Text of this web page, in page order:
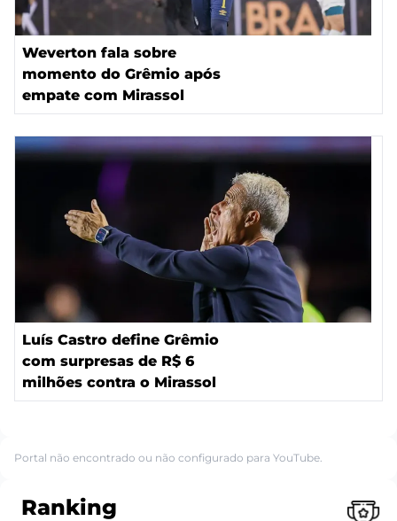
Weverton fala sobre
momento do Grêmio após
empate com Mirassol
Luís Castro define Grêmio
com surpresas de R$ 6
milhões contra o Mirassol
Portal não encontrado ou não configurado para YouTube.
Ranking